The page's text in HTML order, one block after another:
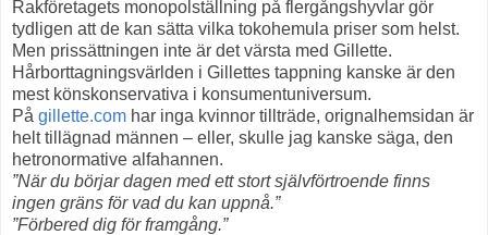
Rakföretagets monopolställning på flergångshyvlar gör
tydligen att de kan sätta vilka tokohemula priser som helst.
Men prissättningen inte är det värsta med Gillette.
Hårborttagningsvärlden i Gillettes tappning kanske är den
mest könskonservativa i konsumentuniversum.
På gillette.com har inga kvinnor tillträde, orignalhemsidan är
helt tillägnad männen – eller, skulle jag kanske säga, den
hetronormative alfahannen.
”När du börjar dagen med ett stort självförtroende finns
ingen gräns för vad du kan uppnå.”
”Förbered dig för framgång.”